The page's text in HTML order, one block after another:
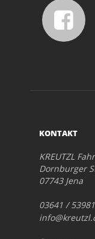
KONTAKT
KREUTZL
Dornburger
07743 Jena
03641 /